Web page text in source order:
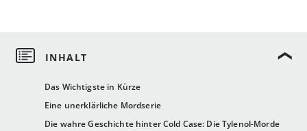
Das Wichtigste in Kürze
Eine unerklärliche Mordserie
Die wahre Geschichte hinter Cold Case: Die Tylenol-Morde